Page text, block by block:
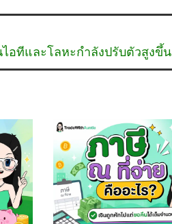
อทีและโลหะกำลังปรับตัวสูงขึ้น